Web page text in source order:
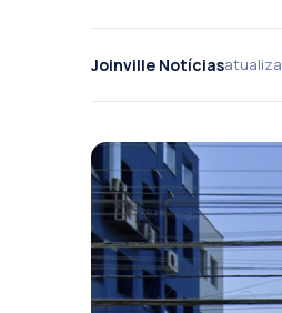
Joinville Notícias